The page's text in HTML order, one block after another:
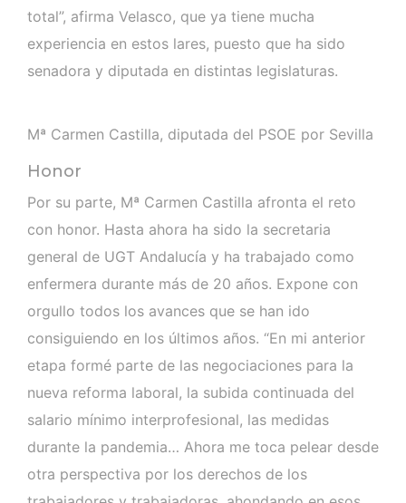
total”, afirma Velasco, que ya tiene mucha
experiencia en estos lares, puesto que ha sido
senadora y diputada en distintas legislaturas.
Mª Carmen Castilla, diputada del PSOE por Sevilla
Honor
Por su parte, Mª Carmen Castilla afronta el reto
con honor. Hasta ahora ha sido la secretaria
general de UGT Andalucía y ha trabajado como
enfermera durante más de 20 años. Expone con
orgullo todos los avances que se han ido
consiguiendo en los últimos años. “En mi anterior
etapa formé parte de las negociaciones para la
nueva reforma laboral, la subida continuada del
salario mínimo interprofesional, las medidas
durante la pandemia… Ahora me toca pelear desde
otra perspectiva por los derechos de los